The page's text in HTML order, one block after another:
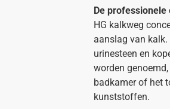
De
HG kalkweg
aanslag van
urinesteen en
worden
badkamer of het
kunststoffen.